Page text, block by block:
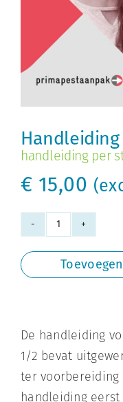
handleiding per
€ 15,00
Handleiding
groep
1/2
De handleiding
1/2 bevat
ter voorbereiding
handleiding eerst